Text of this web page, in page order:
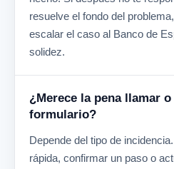
resuelve el fondo del
escalar el caso al Banco de
solidez.
¿Merece la pena llamar
formulario?
Depende del tipo de
rápida, confirmar un paso o